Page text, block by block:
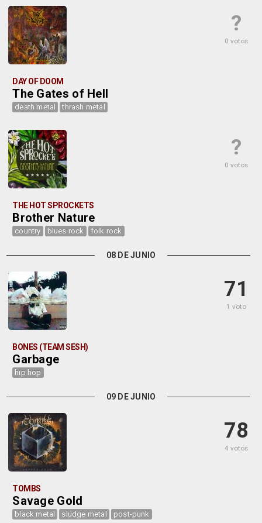
?
0 votos
DAY OF DOOM
The Gates of Hell
death metal thrash metal
?
0 votos
THE HOT SPROCKETS
Brother Nature
country blues rock folk rock
08 DE JUNIO
71
1 voto
BONES (TEAM SESH)
Garbage
hip hop
09 DE JUNIO
78
4 votos
TOMBS
Savage Gold
black metal sludge metal post-punk